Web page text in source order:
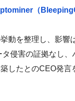
（
動を整理し、影響
タ侵害の証拠なし、
したとのCEO発言